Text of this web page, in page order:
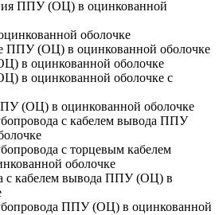
ППУ (ОЦ) в оцинкованной
оболочке
ППУ (ОЦ) в оцинкованной оболочке
в оцинкованной оболочке
в оцинкованной оболочке с
(ОЦ) в оцинкованной оболочке
с кабелем вывода ППУ
с торцевым кабелем
оболочке
с кабелем вывода ППУ (ОЦ) в
ППУ (ОЦ) в оцинкованной